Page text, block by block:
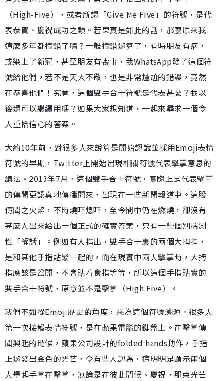
（High-Five），或者所謂「Give Me Five」的符號，是代
表恭賀、慶祝成功之類。若果真是如此的話，那麼原來我
這麼多年都搞錯了嗎？一般搞錯還算了，有時朋友有病，
或染上了新冠，甚至朋友有喪事，我WhatsApp發了這個符
號給他們，若不是天大不敬，也是非常尷尬的錯誤，竟然
在恭喜他們！究竟，這個雙手合十符號是代表甚麼？我以
後還可以繼續用嗎？如果大家想知道，一起來尋求一個令
人重拾信心的答案。
大約10年前，對很多人來說算是開始認識並採用Emoji表情
符號的早期，Twitter上開始出現相關符號代表擊掌意思的
講法。2013年7月，這個雙手合十符號，實際上是代表擊掌
的傳聞更認真地傳播開來，出現在一些新聞報道中。這股
傳聞之火焰，不時燒吓熄吓，至今間中仍在燃燒，卻沒有
甚麼人出來給出一個正式的確實答案，只有一些個別揣測
性「解話」。例如有人指出，雙手合十裏的兩個大拇指，
是和其他手指貼緊一起的，而在現實中兩人擊掌時，大拇
指應該是岔開，不會貼着食指等等，所以這個手指貼實的
雙手合十符號，原意並不是擊掌（High Five）。
我們不如從Emoji歷史的角度，來為這個符號溯源。很多人
第一次接觸表情符號，是在蘋果電腦的鍵盤上。在擊掌傳
聞興起的時候，蘋果公司設計的folded hands動作，手指
上還發出金色的光芒，令有些人認為，這明明是顯示兩個
人舉起手掌在擊掌，無論是在彼此問候、慶祝，那束光芒